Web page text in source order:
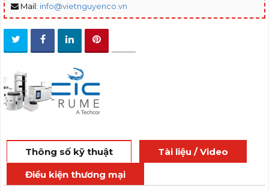
Mail: info@vietnguyenco.vn
Thông số kỹ thuật
Tài liệu / Video
Điều kiện thương mại